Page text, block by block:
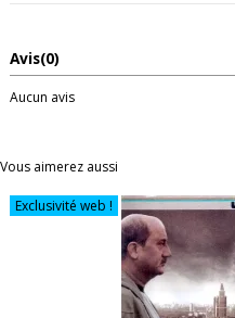
Avis(0)
Aucun avis
Vous aimerez aussi
Exclusivité web !